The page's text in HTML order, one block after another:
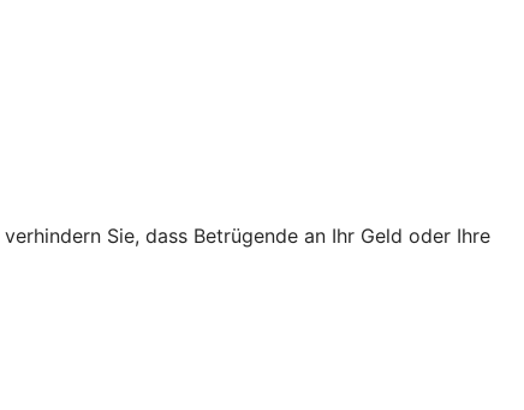
Sie, dass Betrügende an Ihr Geld oder Ihre